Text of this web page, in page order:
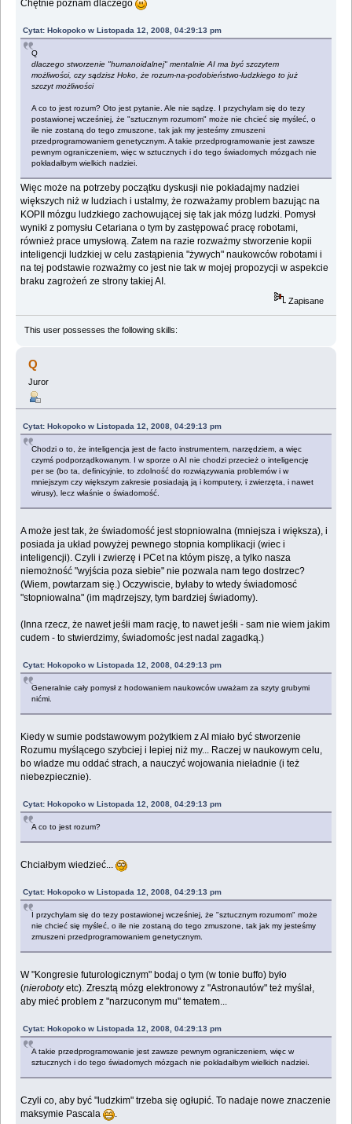
Chętnie poznam dlaczego
Cytat: Hokopoko w Listopada 12, 2008, 04:29:13 pm
Q
dlaczego stworzenie "humanoidalnej" mentalnie AI ma być szczytem
możliwości, czy sądzisz Hoko, że rozum-na-podobieństwo-ludzkiego to już
szczyt możliwości
A co to jest rozum? Oto jest pytanie. Ale nie sądzę. I przychylam się do tezy
postawionej wcześniej, że "sztucznym rozumom" może nie chcieć się myśleć, o
ile nie zostaną do tego zmuszone, tak jak my jesteśmy zmuszeni
przedprogramowaniem genetycznym. A takie przedprogramowanie jest zawsze
pewnym ograniczeniem, więc w sztucznych i do tego świadomych mózgach nie
pokładałbym wielkich nadziei.
Więc może na potrzeby początku dyskusji nie pokładajmy nadziei
większych niż w ludziach i ustalmy, że rozważamy problem bazując na
KOPII mózgu ludzkiego zachowującej się tak jak mózg ludzki. Pomysł
wynikł z pomysłu Cetariana o tym by zastępować pracę robotami,
również prace umysłową. Zatem na razie rozważmy stworzenie kopii
inteligencji ludzkiej w celu zastąpienia "żywych" naukowców robotami i
na tej podstawie rozważmy co jest nie tak w mojej propozycji w aspekcie
braku zagrożeń ze strony takiej AI.
Zapisane
This user possesses the following skills:
Q
Juror
Cytat: Hokopoko w Listopada 12, 2008, 04:29:13 pm
Chodzi o to, że inteligencja jest de facto instrumentem, narzędziem, a więc
czymś podporządkowanym. I w sporze o AI nie chodzi przecież o inteligencję
per se (bo ta, definicyjnie, to zdolność do rozwiązywania problemów i w
mniejszym czy większym zakresie posiadają ją i komputery, i zwierzęta, i nawet
wirusy), lecz właśnie o świadomość.
A może jest tak, że świadomość jest stopniowalna (mniejsza i większa), i
posiada ja układ powyżej pewnego stopnia komplikacji (wiec i
inteligencji). Czyli i zwierzę i PCet na któym piszę, a tylko nasza
niemożność "wyjścia poza siebie" nie pozwala nam tego dostrzec?
(Wiem, powtarzam się.) Oczywiscie, byłaby to wtedy świadomosć
"stopniowalna" (im mądrzejszy, tym bardziej świadomy).
(Inna rzecz, że nawet jeśłi mam rację, to nawet jeśłi - sam nie wiem jakim
cudem - to stwierdzimy, świadomośc jest nadal zagadką.)
Cytat: Hokopoko w Listopada 12, 2008, 04:29:13 pm
Generalnie cały pomysł z hodowaniem naukowców uważam za szyty grubymi
nićmi.
Kiedy w sumie podstawowym pożytkiem z AI miało być stworzenie
Rozumu myślącego szybciej i lepiej niż my... Raczej w naukowym celu,
bo władze mu oddać strach, a nauczyć wojowania nieładnie (i też
niebezpiecznie).
Cytat: Hokopoko w Listopada 12, 2008, 04:29:13 pm
A co to jest rozum?
Chciałbym wiedzieć...
Cytat: Hokopoko w Listopada 12, 2008, 04:29:13 pm
I przychylam się do tezy postawionej wcześniej, że "sztucznym rozumom" może
nie chcieć się myśleć, o ile nie zostaną do tego zmuszone, tak jak my jesteśmy
zmuszeni przedprogramowaniem genetycznym.
W "Kongresie futurologicznym" bodaj o tym (w tonie buffo) było
(nierobotyetc). Zresztą mózg elektronowy z "Astronautów" też myślał,
aby mieć problem z "narzuconym mu" tematem...
Cytat: Hokopoko w Listopada 12, 2008, 04:29:13 pm
A takie przedprogramowanie jest zawsze pewnym ograniczeniem, więc w
sztucznych i do tego świadomych mózgach nie pokładałbym wielkich nadziei.
Czyli co, aby być "ludzkim" trzeba się ogłupić. To nadaje nowe znaczenie
maksymie Pascala
.